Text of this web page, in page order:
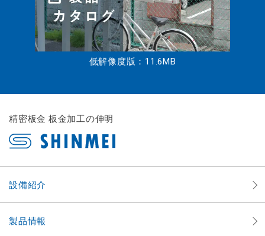
低解像度版：11.6MB
精密板金 板金加工の伸明
設備紹介
製品情報